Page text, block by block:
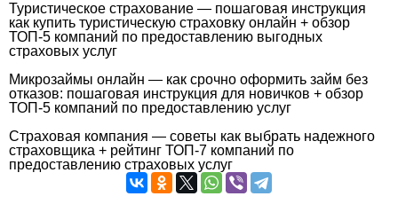
Туристическое страхование — пошаговая инструкция
как купить туристическую страховку онлайн + обзор
ТОП-5 компаний по предоставлению выгодных
страховых услуг
Микрозаймы онлайн — как срочно оформить займ без
отказов: пошаговая инструкция для новичков + обзор
ТОП-5 компаний по предоставлению услуг
Страховая компания — советы как выбрать надежного
страховщика + рейтинг ТОП-7 компаний по
предоставлению страховых услуг